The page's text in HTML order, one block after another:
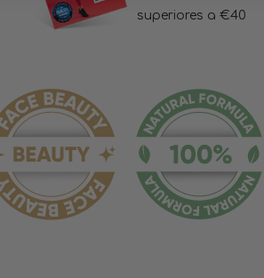
superiores a €40